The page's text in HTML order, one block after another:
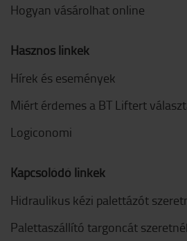
Hogyan vásárolhat online
Hasznos linkek
Hírek és események
Miért érdemes a BT Liftert
Logiconomi
Kapcsolódó linkek
Hidraulikus kézi palettázót
Palettaszállító targoncát